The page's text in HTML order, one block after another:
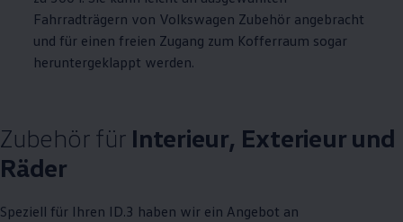
Fahrradträgern von Volkswagen Zubehör angebracht
und für einen freien Zugang zum Kofferraum sogar
heruntergeklappt werden.
Zubehörfür Interieur, Exterieur und
Räder
Speziell für Ihren ID.3 haben wir ein Angebot an